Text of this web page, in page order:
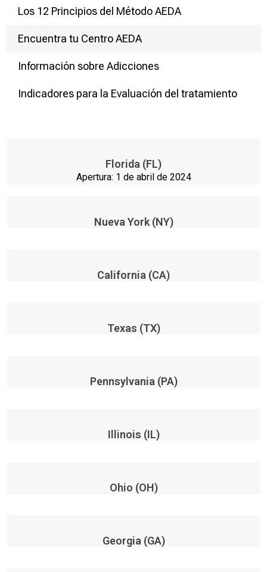
Los 12 Principios del Método AEDA
Encuentra tu Centro AEDA
Información sobre Adicciones
Indicadores para la Evaluación del tratamiento
Florida (FL)
Apertura: 1 de abril de 2024
Nueva York (NY)
California (CA)
Texas (TX)
Pennsylvania (PA)
Illinois (IL)
Ohio (OH)
Georgia (GA)